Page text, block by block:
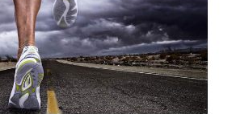
Relax
Viaggi & Vacanze